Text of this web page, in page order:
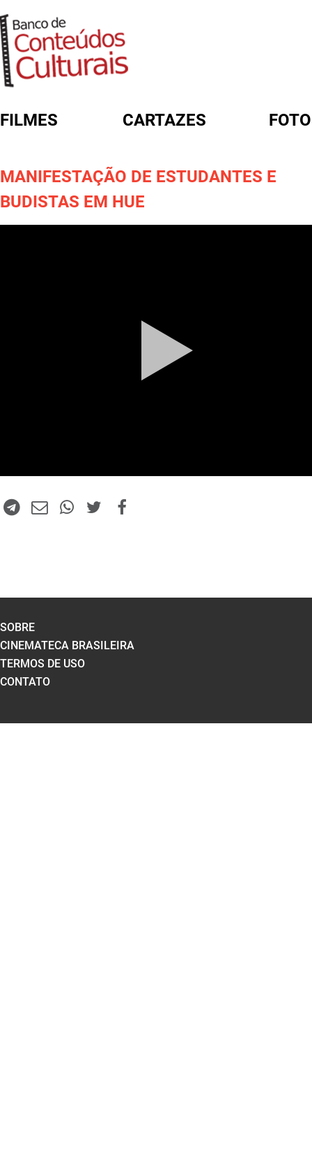
FILMES CARTAZES
MANIFESTAÇÃO DE ESTUDANTES E
BUDISTAS EM HUE
FORMULÁRIO DE BUSCA
SOBRE
CINEMATECA BRASILEIRA
TERMOS DE USO
CONTATO